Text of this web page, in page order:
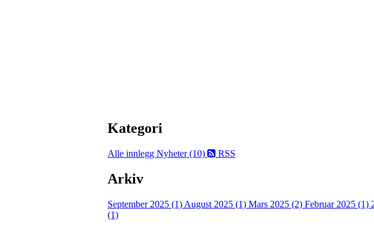
Kategori
Alle innlegg Nyheter (10) RSS
Arkiv
September 2025 (1) August 2025 (1) Mars 2025 (2) Februar 2025 (1)
(1)